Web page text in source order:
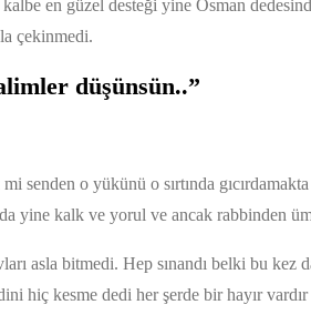
en güzel desteği yine Osman
çekinmedi.
düşünsün..”
senden o yükünü o sırtında
yine kalk ve yorul ve ancak rabbinden
asla bitmedi. Hep sınandı belki bu
hiç kesme dedi her şerde bir hayır